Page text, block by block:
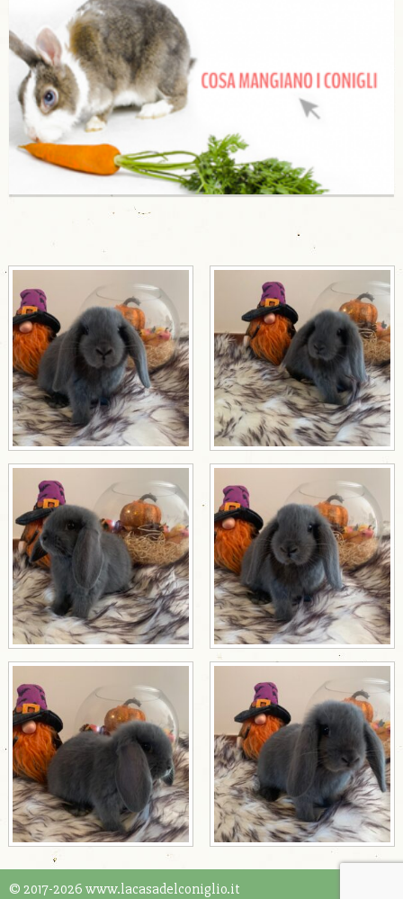
© 2017-2026 www.lacasadelconiglio.it